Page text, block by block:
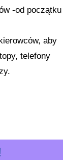
-od początku
aby
telefony